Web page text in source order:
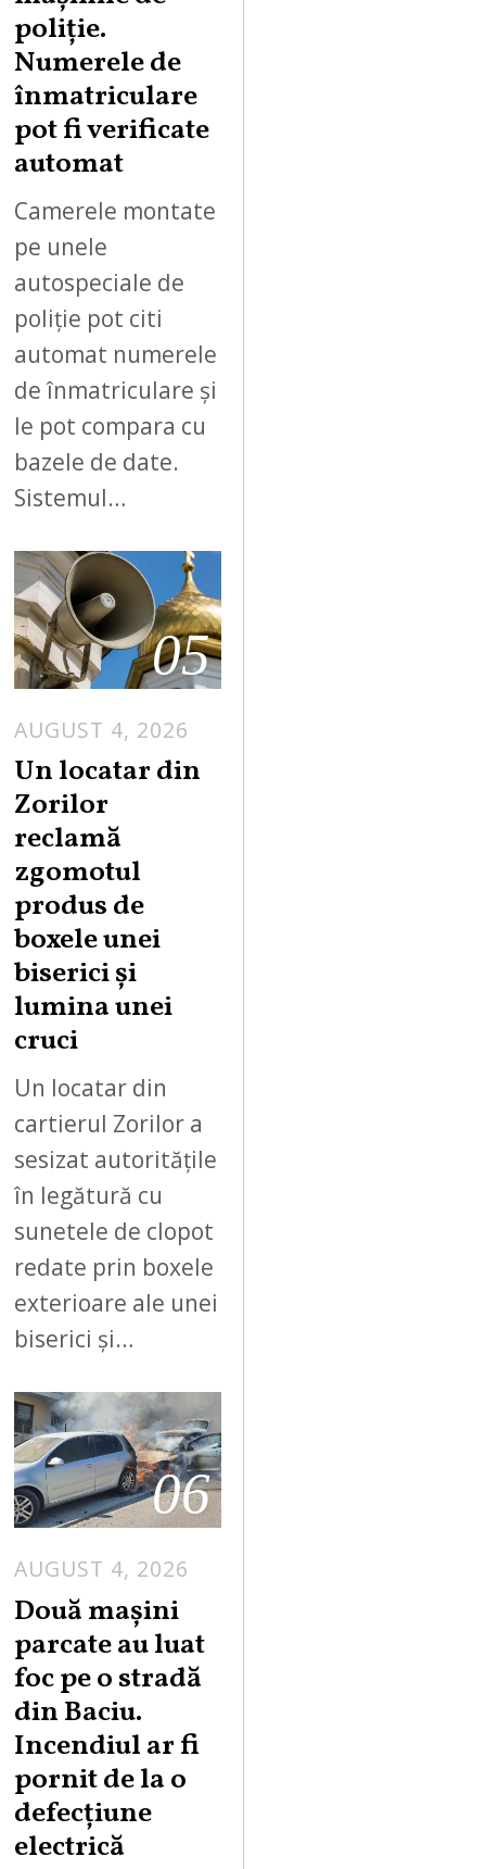
poliție.
Numerele de
înmatriculare
pot fi verificate
automat
Camerele montate
pe unele
autospeciale de
poliție pot citi
automat numerele
de înmatriculare și
le pot compara cu
bazele de date.
Sistemul…
05
AUGUST 4, 2026
Un locatar din
Zorilor
reclamă
zgomotul
produs de
boxele unei
biserici și
lumina unei
cruci
Un locatar din
cartierul Zorilor a
sesizat autoritățile
în legătură cu
sunetele de clopot
redate prin boxele
exterioare ale unei
biserici și…
06
AUGUST 4, 2026
Două mașini
parcate au luat
foc pe o stradă
din Baciu.
Incendiul ar fi
pornit de la o
defecțiune
electrică